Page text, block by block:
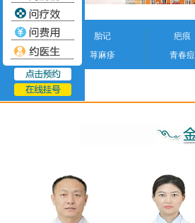
胎记 疤痕
荨麻疹
青春痘
脱发